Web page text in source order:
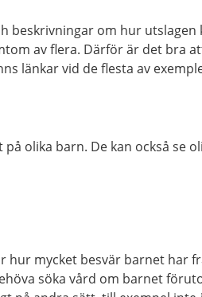
beskrivningar om hur utslagen
av flera. Därför är det bra
länkar vid de flesta av
olika barn. De kan också se
hur mycket besvär barnet har
söka vård om barnet